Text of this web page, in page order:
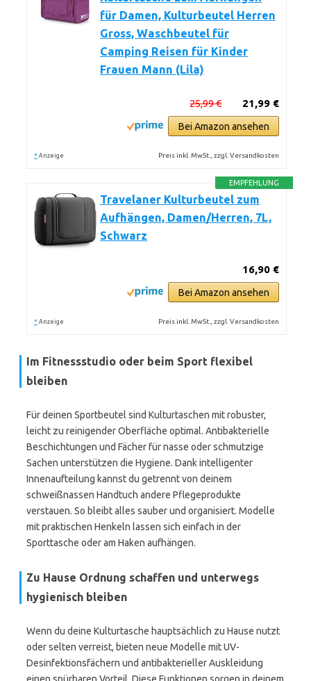
für Damen, Kulturbeutel Herren
Gross, Waschbeutel für
Camping Reisen für Kinder
Frauen Mann (Lila)
21,99 €
25,99 €
Bei Amazon ansehen
* Anzeige Preis inkl. MwSt., zzgl. Versandkosten
EMPFEHLUNG
Travelaner Kulturbeutel zum
Aufhängen, Damen/Herren, 7L,
Schwarz
16,90 €
Bei Amazon ansehen
* Anzeige Preis inkl. MwSt., zzgl. Versandkosten
Im Fitnessstudio oder beim Sport flexibel
bleiben
Für deinen Sportbeutel sind Kulturtaschen mit robuster,
leicht zu reinigender Oberfläche optimal. Antibakterielle
Beschichtungen und Fächer für nasse oder schmutzige
Sachen unterstützen die Hygiene. Dank intelligenter
Innenaufteilung kannst du getrennt von deinem
schweißnassen Handtuch andere Pflegeprodukte
verstauen. So bleibt alles sauber und organisiert. Modelle
mit praktischen Henkeln lassen sich einfach in der
Sporttasche oder am Haken aufhängen.
Zu Hause Ordnung schaffen und unterwegs
hygienisch bleiben
Wenn du deine Kulturtasche hauptsächlich zu Hause nutzt
oder selten verreist, bieten neue Modelle mit UV-
Desinfektionsfächern und antibakterieller Auskleidung